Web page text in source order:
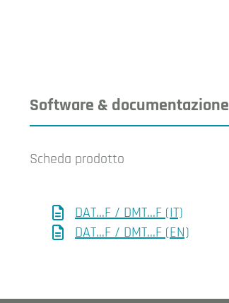
Software & documentazione
Scheda prodotto
DAT...F / DMT...F (IT)
DAT...F / DMT...F (EN)